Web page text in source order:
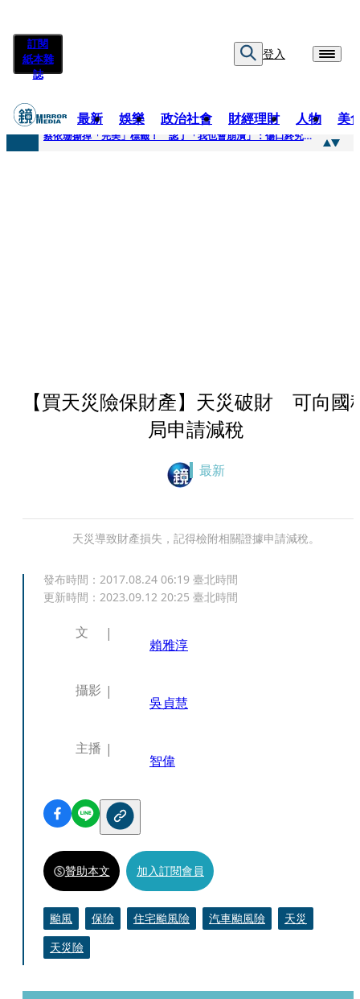
訂閱
紙本雜
誌
登入
最新 娛樂 政治社會 財經理財 人物 美
快訊
蔡依珊撕掉「完美」標籤！ 認了「我也會崩潰」：傷口終究會癒合
【買天災險保財產】天災破財 可向國
局申請減稅
最新
天災導致財產損失，記得檢附相關證據申請減稅。
發布時間： 2017.08.24 06:19 臺北時間
更新時間： 2023.09.12 20:25 臺北時間
文
賴雅淳
攝影
吳貞慧
主播
智偉
贊助本文 加入訂閱會員
颱風 保險 住宅颱風險 汽車颱風險
天災
天災險